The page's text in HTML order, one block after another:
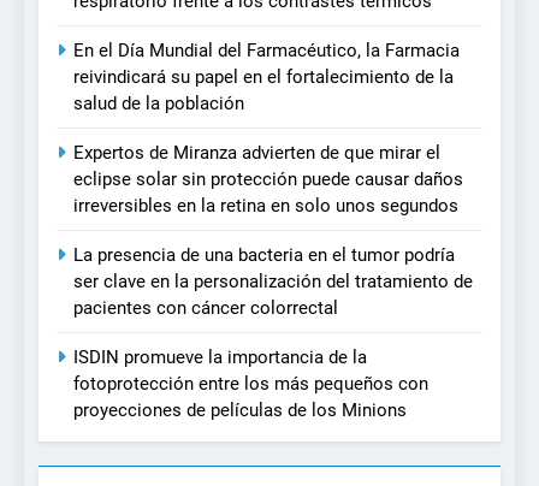
En el Día Mundial del Farmacéutico, la Farmacia
reivindicará su papel en el fortalecimiento de la
salud de la población
Expertos de Miranza advierten de que mirar el
eclipse solar sin protección puede causar daños
irreversibles en la retina en solo unos segundos
La presencia de una bacteria en el tumor podría
ser clave en la personalización del tratamiento de
pacientes con cáncer colorrectal
ISDIN promueve la importancia de la
fotoprotección entre los más pequeños con
proyecciones de películas de los Minions